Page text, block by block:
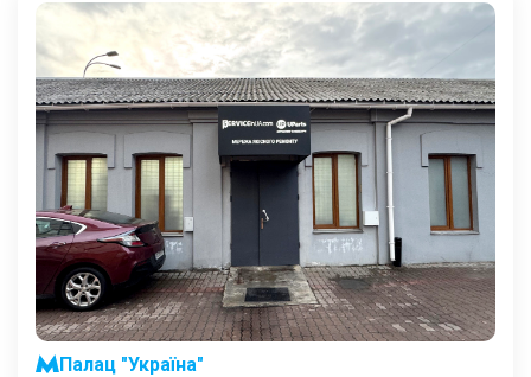
Палац "Україна"